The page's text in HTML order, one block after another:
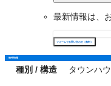
最新情報は、
フォームでお問い合わせ（無料）
物件情報
種別 / 構造 タウンハ